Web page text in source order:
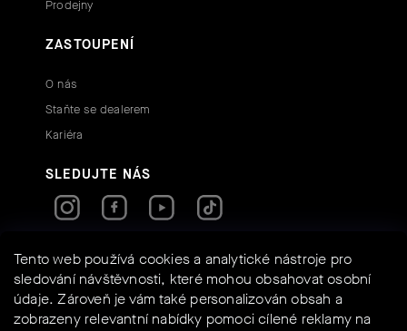
Tento web používá cookies a analytické nástroje pro
sledování návštěvnosti, které mohou obsahovat osobní
údaje. Zároveň je vám také personalizován obsah a
zobrazeny relevantní nabídky pomoci cílené reklamy na
Prodejny
ZASTOUPENÍ
O nás
Staňte se dealerem
Kariéra
SLEDUJTE NÁS
RYCHLÉ KONTAKTY
info@assos-shop.cz
+420 605 234 525